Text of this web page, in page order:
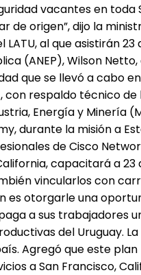
vacantes en
de origen”, dijo la
al que asistirán
(ANEP), Wilson
que se llevó a cabo
con respaldo técnico
Energía y Minería
durante la misión a
de Cisco
capacitará a
vincularlos con
otorgarle una
a sus trabajadores
del Uruguay.
Agregó que este
a San Francisco,